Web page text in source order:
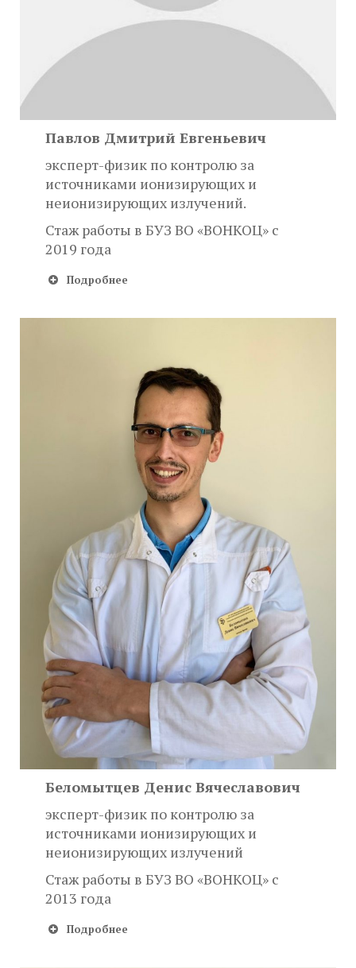
Павлов Дмитрий Евгеньевич
эксперт-физик по контролю за
источниками ионизирующих и
неионизирующих излучений.
Стаж работы в БУЗ ВО «ВОНКОЦ» с
2019 года
Подробнее
Беломытцев Денис Вячеславович
эксперт-физик по контролю за
источниками ионизирующих и
неионизирующих излучений
Стаж работы в БУЗ ВО «ВОНКОЦ» с
2013 года
Подробнее